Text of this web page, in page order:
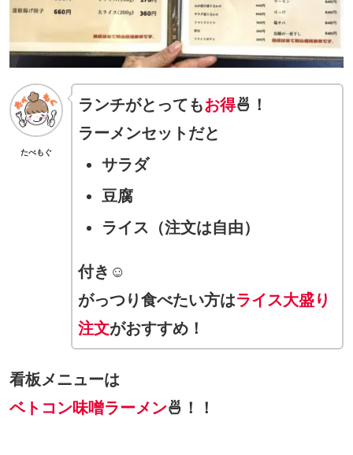
たべもぐ
ランチがとってもお得🍜！
ラーメンセットだと
サラダ
豆腐
ライス（注文は自由）
付き☺
がっつり食べたい方はライス大盛り
注文がおすすめ！
看板メニューは
ベトコン味噌ラーメン🍜！！